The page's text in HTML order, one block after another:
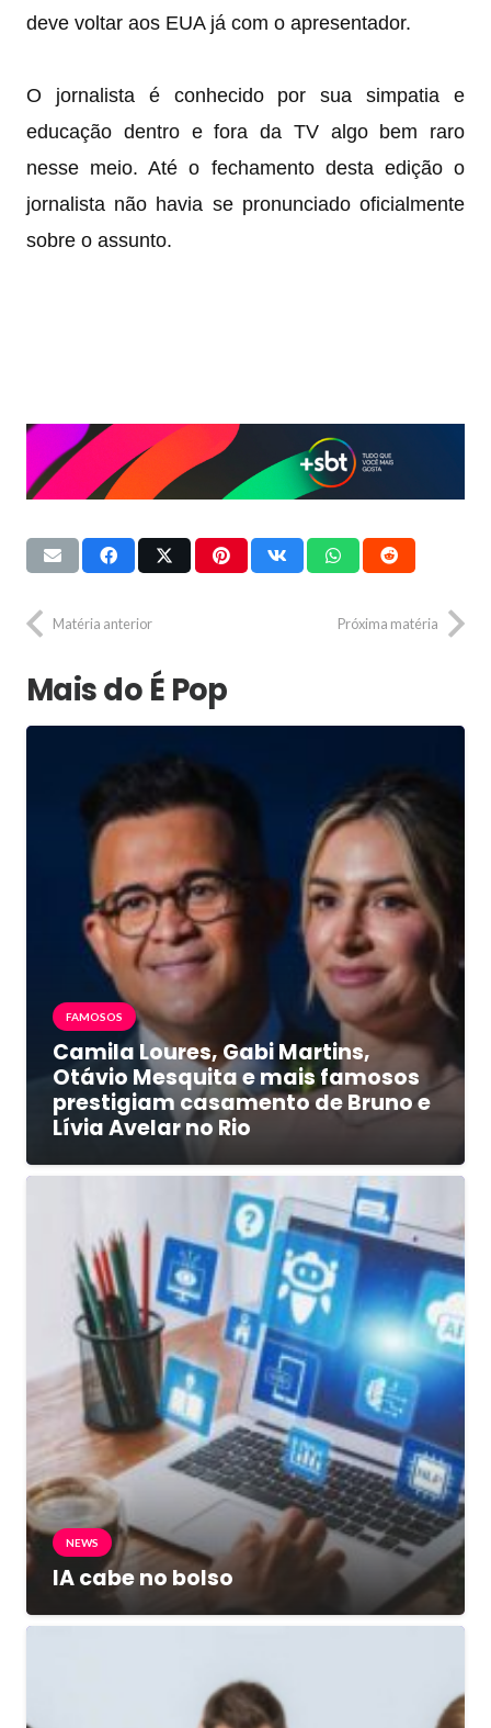
deve voltar aos EUA já com o apresentador.
O jornalista é conhecido por sua simpatia e
educação dentro e fora da TV algo bem raro
nesse meio. Até o fechamento desta edição o
jornalista não havia se pronunciado oficialmente
sobre o assunto.
Matéria anterior Próxima matéria
Mais do É Pop
FAMOSOS
Camila Loures, Gabi Martins,
Otávio Mesquita e mais famosos
prestigiam casamento de Bruno e
Lívia Avelar no Rio
NEWS
IA cabe no bolso